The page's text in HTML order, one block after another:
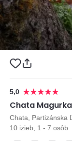
5,0
Chata Magurka
Chata, Partizánska
10 izieb, 1 - 7 osôb